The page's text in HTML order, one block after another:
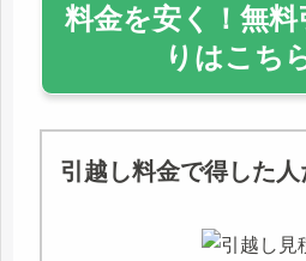
料金を安く！無料
りはこち
引越し料金で得した人